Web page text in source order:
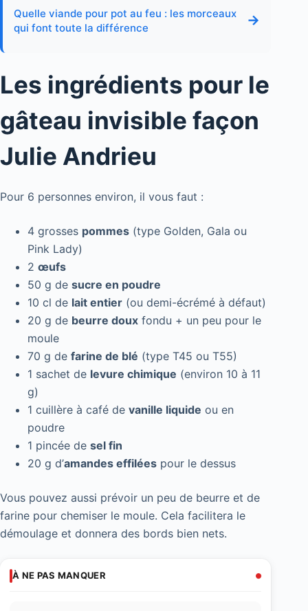
Quelle viande pour pot au feu : les morceaux
qui font toute la différence
→
Les ingrédients pour le
gâteau invisible façon
Julie Andrieu
Pour 6 personnes environ, il vous faut :
4 grosses pommes (type Golden, Gala ou
Pink Lady)
2 œufs
50 g de sucre en poudre
10 cl de lait entier (ou demi-écrémé à défaut)
20 g de beurre doux fondu + un peu pour le
moule
70 g de farine de blé (type T45 ou T55)
1 sachet de levure chimique (environ 10 à 11
g)
1 cuillère à café de vanille liquide ou en
poudre
1 pincée de sel fin
20 g d’amandes effilées pour le dessus
Vous pouvez aussi prévoir un peu de beurre et de
farine pour chemiser le moule. Cela facilitera le
démoulage et donnera des bords bien nets.
À NE PAS MANQUER